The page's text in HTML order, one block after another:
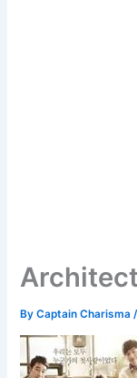
ByCaptain Charisma